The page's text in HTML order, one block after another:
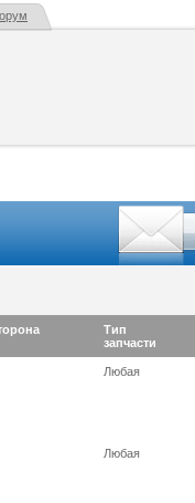
Тип
запчасти
Любая
Любая